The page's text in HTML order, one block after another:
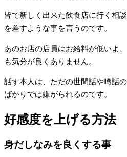
皆で新しく出来た飲食店に行く相
を差すような事を言うのです。
あのお店の店員はお給料が低いよ
も気分が良くありません。
話す本人は、ただの世間話や噂話
ばかりでは嫌がられるのです。
好感度を上げる方法
身だしなみを良くする事